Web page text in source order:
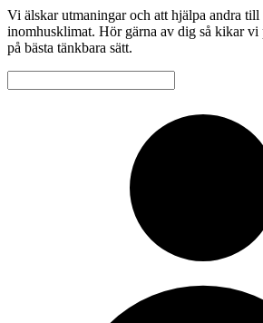
Vi älskar utmaningar och att hjälpa andra till
inomhusklimat. Hör gärna av dig så kikar
på bästa tänkbara sätt.